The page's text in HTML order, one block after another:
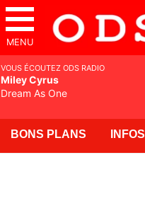
MENU
BONS PLANS INFOS
VOUS ÉCOUTEZ ODS RADIO
Miley Cyrus
Dream As One